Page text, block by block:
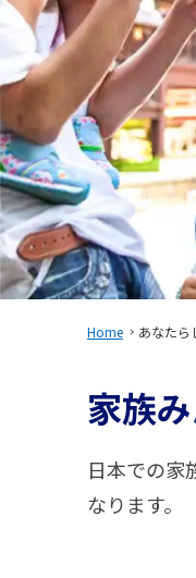
Home あなたら
家族
日本での家
なります。